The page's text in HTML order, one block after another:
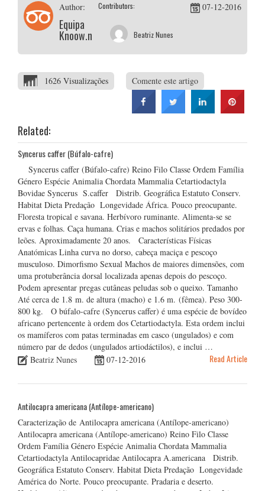
Author:
Equipa
Knoow.net
07-12-2016
Contributors:
Beatriz Nunes
1626 Visualizações Comente este artigo
Related:
Syncerus caffer (Búfalo-cafre)
Syncerus caffer (Búfalo-cafre) Reino Filo Classe Ordem Família
Género Espécie Animalia Chordata Mammalia Cetartiodactyla
Bovidae Syncerus S.caffer Distrib. Geográfica Estatuto Conserv.
Habitat Dieta Predação Longevidade África. Pouco preocupante.
Floresta tropical e savana. Herbívoro ruminante. Alimenta-se se
ervas e folhas. Caça humana. Crias e machos solitários predados por
leões. Aproximadamente 20 anos. Características Físicas
Anatómicas Linha curva no dorso, cabeça maciça e pescoço
musculoso. Dimorfismo Sexual Machos de maiores dimensões, com
uma protuberância dorsal localizada apenas depois do pescoço.
Podem apresentar pregas cutâneas peludas sob o queixo. Tamanho
Até cerca de 1.8 m. de altura (macho) e 1.6 m. (fêmea). Peso 300-
800 kg. O búfalo-cafre (Syncerus caffer) é uma espécie de bovídeo
africano pertencente à ordem dos Cetartiodactyla. Esta ordem inclui
os mamíferos com patas terminadas em casco (ungulados) e com
número par de dedos (ungulados artiodáctilos), e inclui …
Beatriz Nunes
07-12-2016 Read Article
Antilocapra americana (Antílope-americano)
Caracterização de Antilocapra americana (Antílope-americano)
Antilocapra americana (Antílope-americano) Reino Filo Classe
Ordem Família Género Espécie Animalia Chordata Mammalia
Cetartiodactyla Antilocapridae Antilocapra A.americana Distrib.
Geográfica Estatuto Conserv. Habitat Dieta Predação Longevidade
América do Norte. Pouco preocupante. Pradaria e deserto.